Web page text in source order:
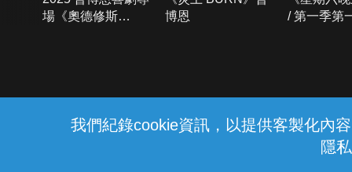
我們紀錄cookie資訊，以提供客製化內
隱
場《奧德修斯
博恩
/ 第一季第